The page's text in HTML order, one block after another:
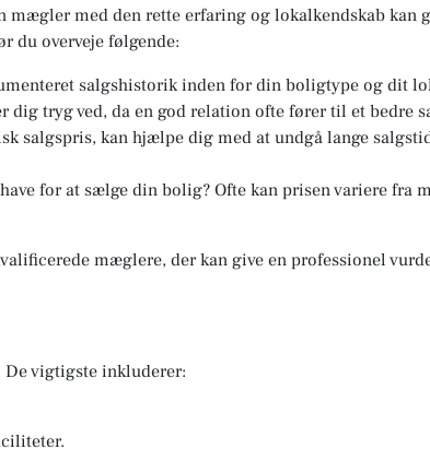
med den rette erfaring og lokalkendskab kan
du overveje følgende:
salgshistorik inden for din boligtype og dit
tryg ved, da en god relation ofte fører til et bedre
salgspris, kan hjælpe dig med at undgå lange
for at sælge din bolig? Ofte kan prisen variere
mæglere, der kan give en professionel
vigtigste inkluderer: